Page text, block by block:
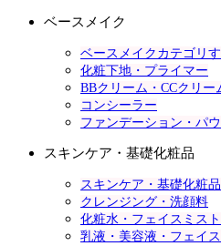
ベースメイク
ベースメイクカテゴリ
化粧下地・プライマー
BBクリーム・CCクリー
コンシーラー
ファンデーション・パ
スキンケア・基礎化粧品
スキンケア・基礎化粧
クレンジング・洗顔料
化粧水・フェイスミス
乳液・美容液・フェイ